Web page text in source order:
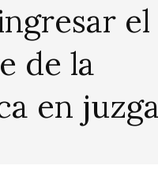
el
de la
en